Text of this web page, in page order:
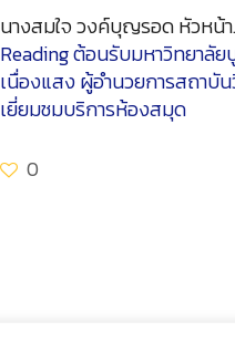
นางสมใจ วงค์บุญรอด หัวหน้
Readingต้อนรับมหาวิทยาลัย
เนื่องแสง ผู้อำนวยการสถาบัน
เยี่ยมชมบริการห้องสมุด
0